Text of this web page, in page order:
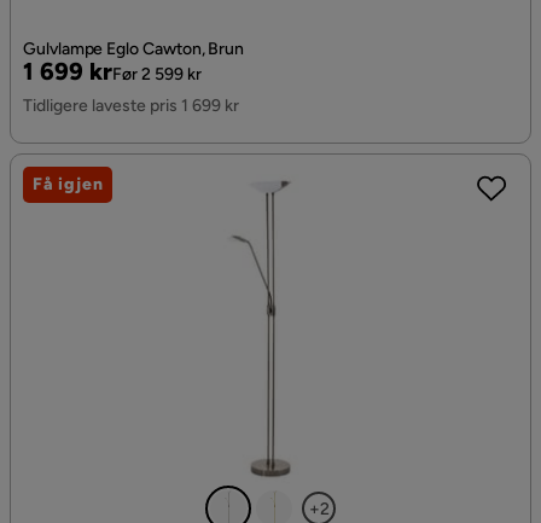
Gulvlampe Eglo Cawton, Brun
Pris
1 699 kr
Original
Pris
Før 2 599 kr
Tidligere laveste pris 1 699 kr
+2
Få igjen